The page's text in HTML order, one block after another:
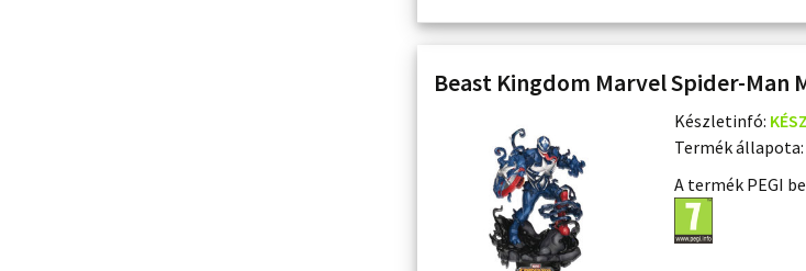
Beast Kingdom Marvel Spider-Man
Készletinfó:
Termék állapota:
A termék PEGI